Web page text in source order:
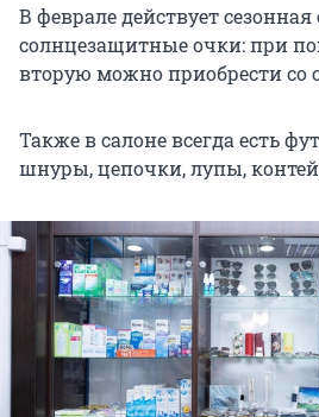
В феврале действует
солнцезащитные очки: при
вторую можно приобрести со
Также в салоне всегда есть
шнуры, цепочки, лупы,